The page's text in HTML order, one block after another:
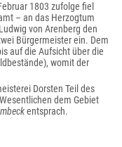
1803 zufolge fiel
– an das Herzogtum
von Arenberg den
Bürgermeister ein. Dem
auf die Aufsicht über die
womit der
Dorsten Teil des
dem Gebiet
entsprach.